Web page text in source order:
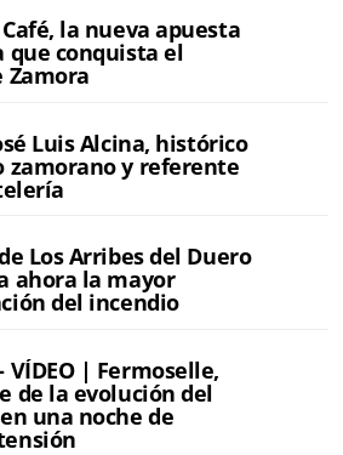
la nueva apuesta
que conquista el
Zamora
Luis Alcina, histórico
zamorano y referente
Los Arribes del Duero
ahora la mayor
del incendio
- VÍDEO | Fermoselle,
de la evolución del
una noche de